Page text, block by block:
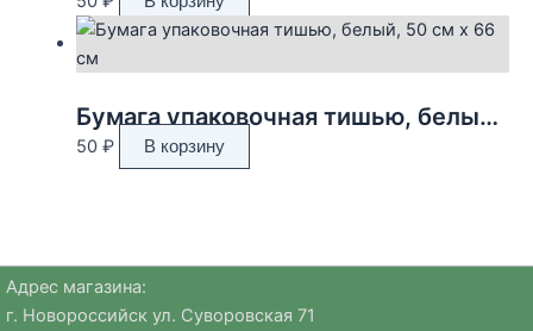
Бумага упаковочная тишью, белый, 50 см х 66 см
50 ₽ В корзину
Адрес магазина:
г. Новороссийск ул. Суворовская 71